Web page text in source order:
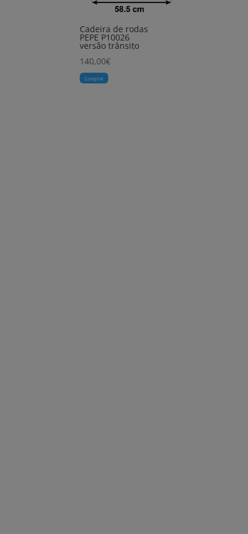
Cadeira de rodas
PEPE P10026
versão trânsito
140,00€
Comprar